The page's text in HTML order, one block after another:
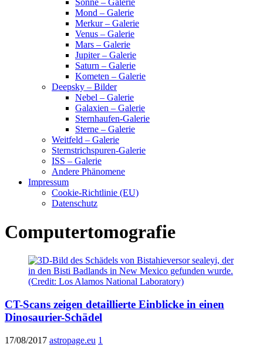
Mond – Galerie
Merkur – Galerie
Venus – Galerie
Mars – Galerie
Jupiter – Galerie
Saturn – Galerie
Kometen – Galerie
Deepsky – Bilder
Nebel – Galerie
Galaxien – Galerie
Sternhaufen-Galerie
Sterne – Galerie
Weitfeld – Galerie
Sternstrichspuren-Galerie
ISS – Galerie
Andere Phänomene
Impressum
Cookie-Richtlinie (EU)
Datenschutz
Computertomografie
CT-Scans zeigen detaillierte Einblicke in einen
Dinosaurier-Schädel
17/08/2017 astropage.eu 1